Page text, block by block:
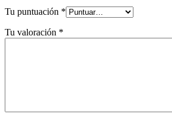
Tu puntuación *
Tu valoración *